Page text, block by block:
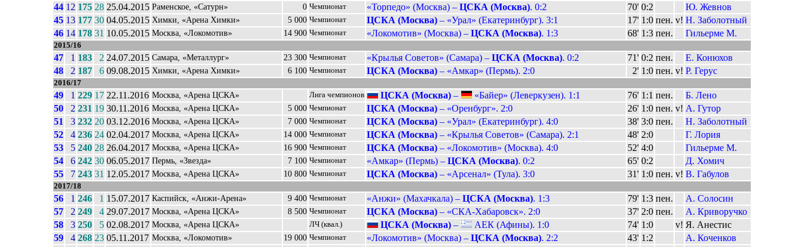
44 12 175 28 25.04.2015 Раменское, «Сатурн» 0 Чемпионат «Торпедо» (Москва) – ЦСКА (Москва). 0:2 70' 0:2
Ю. Жевнов
45 13 177 30 04.05.2015 Химки, «Арена Химки» 5 000 Чемпионат ЦСКА (Москва) – «Урал» (Екатеринбург). 3:1 17' 1:0 пен. v! Н. Заболотный
46 14 178 31 10.05.2015 Москва, «Локомотив» 14 900 Чемпионат «Локомотив» (Москва) – ЦСКА (Москва). 1:3 68' 1:3 пен. Гильерме М.
2015/16
47 1 183 2 24.07.2015 Самара, «Металлург» 23 300 Чемпионат «Крылья Советов» (Самара) – ЦСКА (Москва). 0:2 71' 0:2 пен.
Е. Конюхов
48
2 187 6 09.08.2015 Химки, «Арена Химки» 6 100 Чемпионат ЦСКА (Москва) – «Амкар» (Пермь). 2:0 2' 1:0 пен. v! Р. Герус
2016/17
49 1 229 17 22.11.2016 Москва, «Арена ЦСКА» Лига чемпионов ЦСКА (Москва) – «Байер» (Леверкузен). 1:1 76' 1:1 пен.
Б. Лено
50
2 231 19 30.11.2016 Москва, «Арена ЦСКА» 5 000 Чемпионат ЦСКА (Москва) – «Оренбург». 2:0 26' 1:0 пен. v! А. Гутор
51
3 232 20 03.12.2016 Москва, «Арена ЦСКА» 7 000 Чемпионат ЦСКА (Москва) – «Урал» (Екатеринбург). 4:0 38' 3:0 пен.
Н. Заболотный
52
4 236 24 02.04.2017 Москва, «Арена ЦСКА» 14 000 Чемпионат ЦСКА (Москва) – «Крылья Советов» (Самара). 2:1 48' 2:0
Г. Лория
53
5 240 28 26.04.2017 Москва, «Арена ЦСКА» 16 900 Чемпионат ЦСКА (Москва) – «Локомотив» (Москва). 4:0 52' 4:0
Гильерме М.
54
6 242 30 06.05.2017 Пермь, «Звезда» 7 100 Чемпионат «Амкар» (Пермь) – ЦСКА (Москва). 0:2 65' 0:2
Д. Хомич
55
7 243 31 12.05.2017 Москва, «Арена ЦСКА» 10 800 Чемпионат ЦСКА (Москва) – «Арсенал» (Тула). 3:0 31' 1:0 пен. v! В. Габулов
2017/18
56 1 246 1 15.07.2017 Каспийск, «Анжи-Арена» 9 400 Чемпионат «Анжи» (Махачкала) – ЦСКА (Москва). 1:3 79' 1:3 пен.
А. Солосин
57
2 249 4 29.07.2017 Москва, «Арена ЦСКА» 8 500 Чемпионат ЦСКА (Москва) – «СКА-Хабаровск». 2:0 37' 2:0 пен.
А. Криворучко
58
3 250 5 02.08.2017 Москва, «Арена ЦСКА» ЛЧ (квал.) ЦСКА (Москва) – АЕК (Афины). 1:0 74' 1:0 v! Я. Анестис
59
4 268 23 05.11.2017 Москва, «Локомотив» 19 000 Чемпионат «Локомотив» (Москва) – ЦСКА (Москва). 2:2 43' 1:2
А. Коченков